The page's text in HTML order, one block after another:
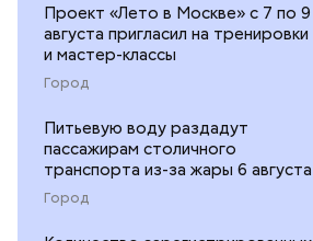
Проект «Лето в Москве» с 7 по 9
августа пригласил на тренировки
и мастер-классы
Город
Питьевую воду раздадут
пассажирам столичного
транспорта из-за жары 6 августа
Город